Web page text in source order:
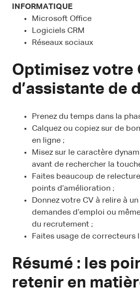
INFORMATIQUE
Microsoft Office
Logiciels CRM
Réseaux sociaux
Optimisez votre
d’assistante de
Prenez du temps dans la
Calquez ou copiez sur de
en ligne ;
Misez sur le caractère
avant de rechercher la
Faites beaucoup de
points d’amélioration ;
Donnez votre CV à relire à
demandes d’emploi ou
du recrutement ;
Faites usage de correcteurs
Résumé : les
retenir en